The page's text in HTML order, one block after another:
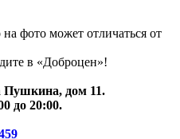
фото может отличаться от
в «Доброцен»!
Пушкина, дом 11.
до 20:00.